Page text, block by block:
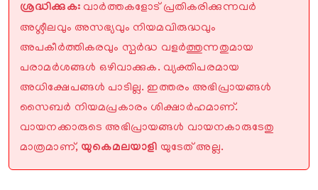
ശ്രദ്ധിക്കുക: വാർത്തകളോട് പ്രതികരിക്കുന്നവർ
അശ്ലീലവും അസഭ്യവും നിയമവിരുദ്ധവും
അപകീർത്തികരവും സ്പർദ്ധ വളർത്തുന്നതുമായ
പരാമർശങ്ങൾ ഒഴിവാക്കുക. വ്യക്തിപരമായ
അധിക്ഷേപങ്ങൾ പാടില്ല. ഇത്തരം അഭിപ്രായങ്ങൾ
സൈബർ നിയമപ്രകാരം ശിക്ഷാർഹമാണ്.
വായനക്കാരുടെ അഭിപ്രായങ്ങൾ വായനകാരുടേതു
മാത്രമാണ്, യുകെമലയാളി യുടേത് അല്ല.